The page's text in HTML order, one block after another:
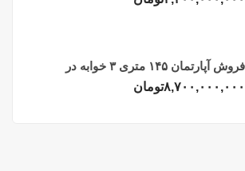
فروش آپارتمان ۱۴۵ متری ۳ خوابه در
فریدونکنار
۸,۷۰۰,۰۰۰,۰۰۰تومان